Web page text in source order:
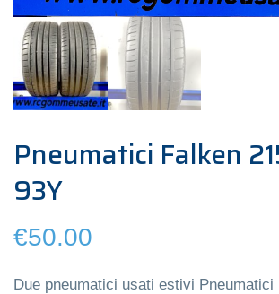
Pneumatici Falken
93Y
€50.00
Due pneumatici usati estivi Pneumatici